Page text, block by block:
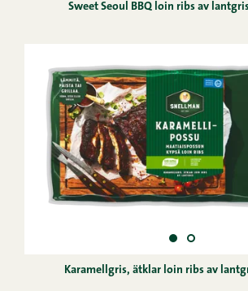
Sweet Seoul BBQ loin ribs av
Karamellgris, ätklar loin ribs av